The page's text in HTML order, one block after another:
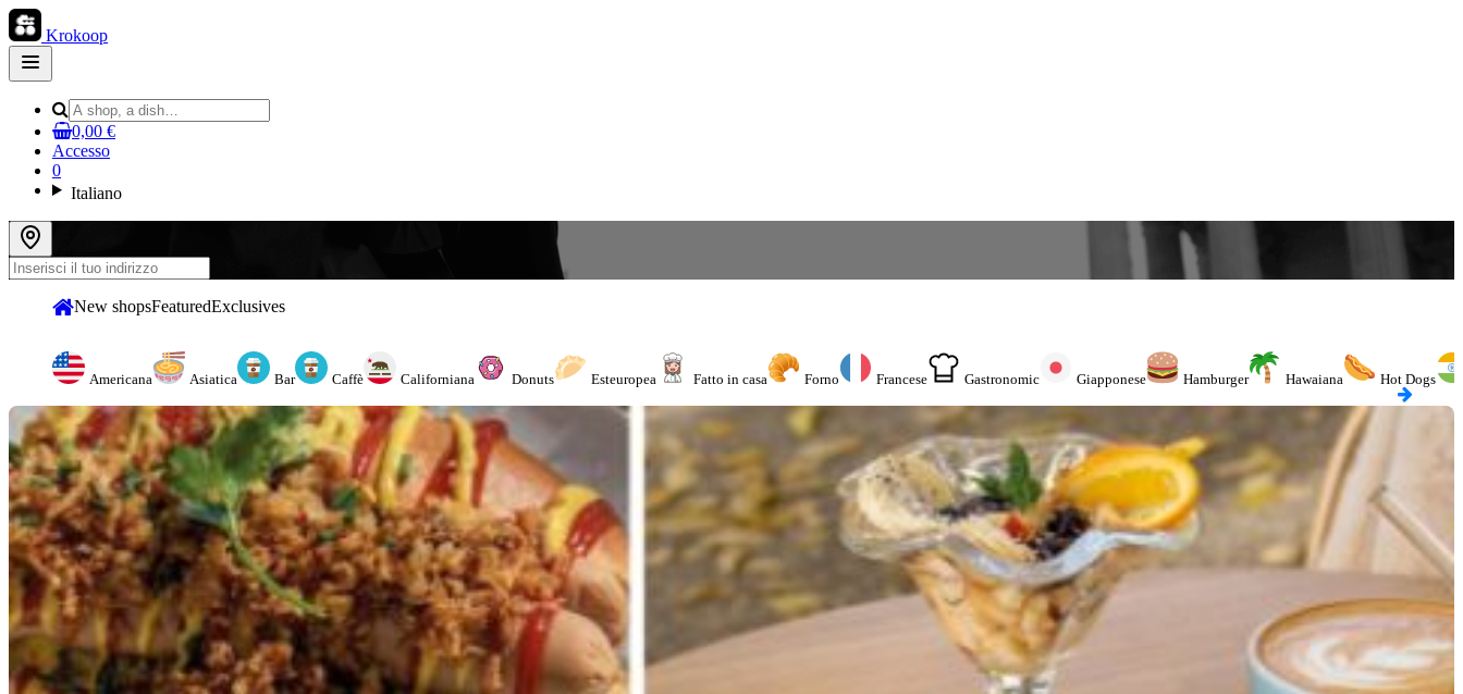
Krokoop
Open
main
0,00 €
Accesso
0
Italiano
New shopsFeaturedExclusives
Americana Asiatica Bar Caffè Californiana Donuts Esteuropea Fatto in casa Forno Francese Gastronomic Giapponese Hamburger Hawaiana Hot Dogs